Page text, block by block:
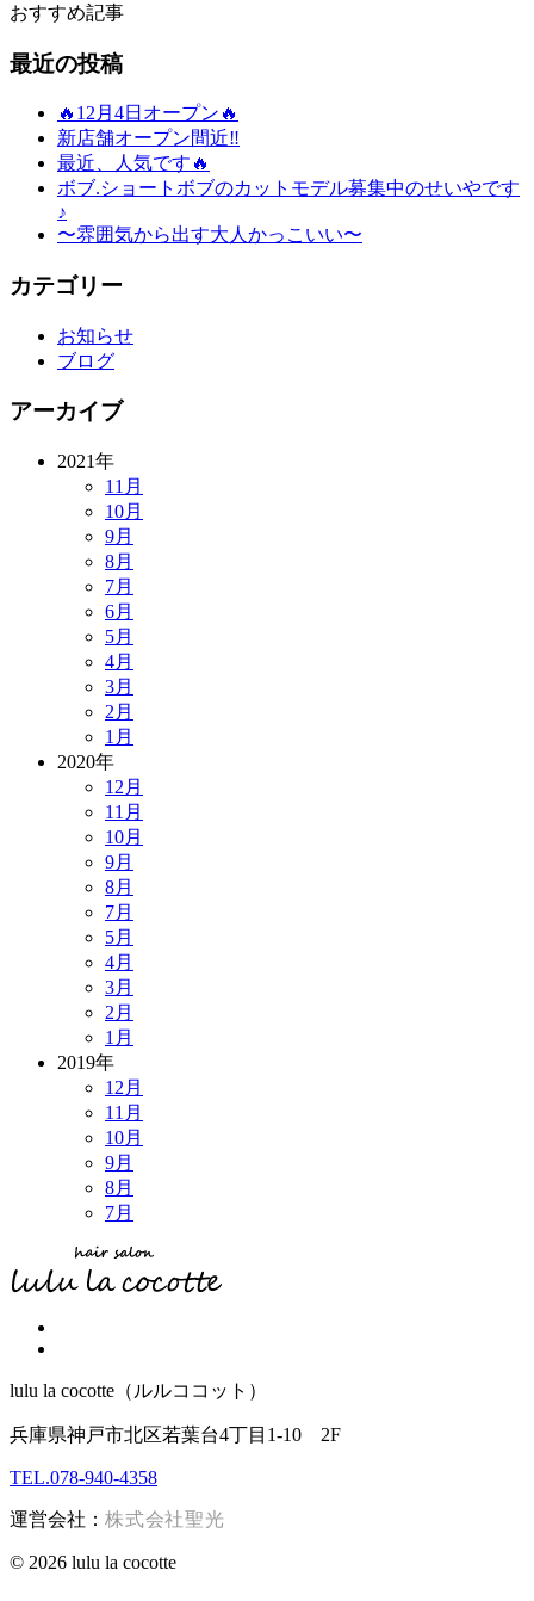
おすすめ記事
最近の投稿
🔥12月4日オープン🔥
新店舗オープン間近‼️
最近、人気です🔥
ボブ.ショートボブのカットモデル募集中のせいやです
♪
〜雰囲気から出す大人かっこいい〜
カテゴリー
お知らせ
ブログ
アーカイブ
2021年
11月
10月
9月
8月
7月
6月
5月
4月
3月
2月
1月
2020年
12月
11月
10月
9月
8月
7月
5月
4月
3月
2月
1月
2019年
12月
11月
10月
9月
8月
7月
lulu la cocotte（ルルココット）
兵庫県神戸市北区若葉台4丁目1-10 2F
TEL.078-940-4358
運営会社： 株式会社聖光
© 2026 lulu la cocotte